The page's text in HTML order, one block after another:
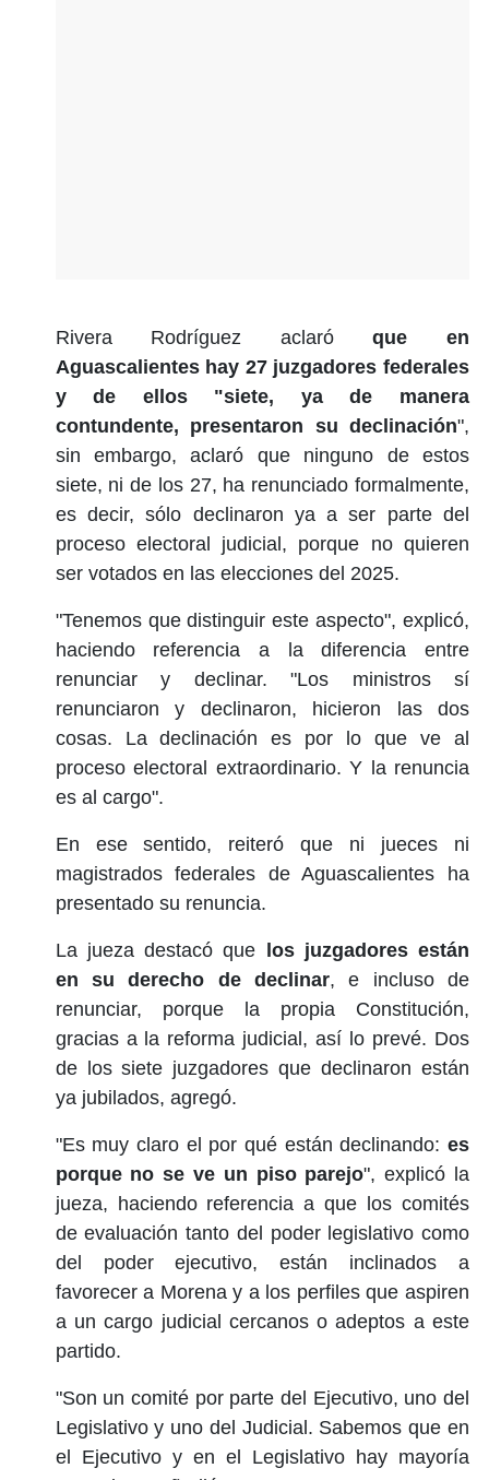
Rivera Rodríguez aclaróque en
Aguascalientes hay 27 juzgadores federales
y de ellos "siete, ya de manera
contundente, presentaron su declinación",
sin embargo, aclaró que ninguno de estos
siete, ni de los 27, ha renunciado formalmente,
es decir, sólo declinaron ya a ser parte del
proceso electoral judicial, porque no quieren
ser votados en las elecciones del 2025.
"Tenemos que distinguir este aspecto", explicó,
haciendo referencia a la diferencia entre
renunciar y declinar. "Los ministros sí
renunciaron y declinaron, hicieron las dos
cosas. La declinación es por lo que ve al
proceso electoral extraordinario. Y la renuncia
es al cargo".
En ese sentido, reiteró que ni jueces ni
magistrados federales de Aguascalientes ha
presentado su renuncia.
La jueza destacó que los juzgadores están
en su derecho de declinar, e incluso de
renunciar, porque la propia Constitución,
gracias a la reforma judicial, así lo prevé. Dos
de los siete juzgadores que declinaron están
ya jubilados, agregó.
"Es muy claro el por qué están declinando: es
porque no se ve un piso parejo", explicó la
jueza, haciendo referencia a que los comités
de evaluación tanto del poder legislativo como
del poder ejecutivo, están inclinados a
favorecer a Morena y a los perfiles que aspiren
a un cargo judicial cercanos o adeptos a este
partido.
"Son un comité por parte del Ejecutivo, uno del
Legislativo y uno del Judicial. Sabemos que en
el Ejecutivo y en el Legislativo hay mayoría